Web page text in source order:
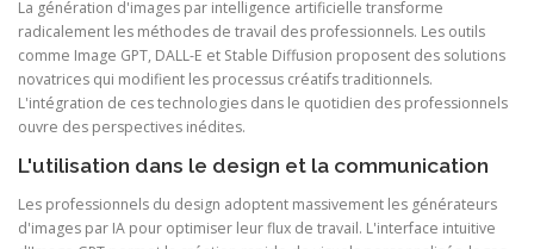
La génération d'images par intelligence artificielle transforme
radicalement les méthodes de travail des professionnels. Les outils
comme Image GPT, DALL-E et Stable Diffusion proposent des solutions
novatrices qui modifient les processus créatifs traditionnels.
L'intégration de ces technologies dans le quotidien des professionnels
ouvre des perspectives inédites.
L'utilisation dans le design et la communication
Les professionnels du design adoptent massivement les générateurs
d'images par IA pour optimiser leur flux de travail. L'interface intuitive